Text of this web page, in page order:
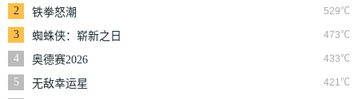
2 529℃
铁拳怒潮
3
473℃
蜘蛛侠：崭新之日
4
433℃
奥德赛2026
5
421℃
无敌幸运星